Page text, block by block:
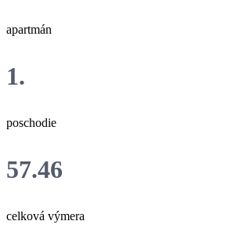
apartmán
1.
poschodie
57.46
celková výmera